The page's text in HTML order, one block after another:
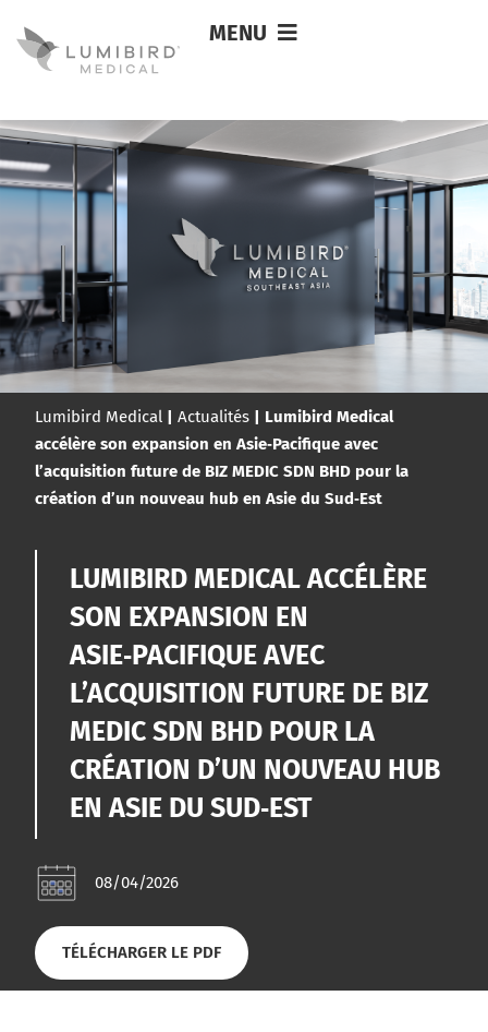
MENU
Lumibird Medical |Actualités | Lumibird Medical
accélère son expansion en Asie‑Pacifique avec
l’acquisition future de BIZ MEDIC SDN BHD pour la
création d’un nouveau hub en Asie du Sud‑Est
LUMIBIRD MEDICAL ACCÉLÈRE
SON EXPANSION EN
ASIE‑PACIFIQUE AVEC
L’ACQUISITION FUTURE DE BIZ
MEDIC SDN BHD POUR LA
CRÉATION D’UN NOUVEAU HUB
EN ASIE DU SUD‑EST
08/04/2026
TÉLÉCHARGER LE PDF